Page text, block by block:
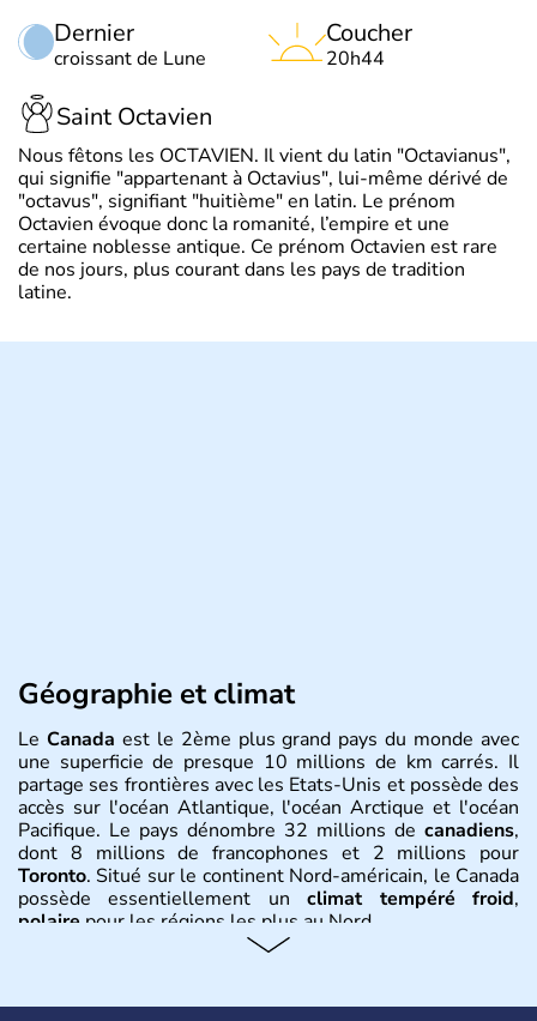
Dernier
croissant de Lune
Coucher
20h44
Saint Octavien
Nous fêtons les OCTAVIEN. Il vient du latin "Octavianus",
qui signifie "appartenant à Octavius", lui-même dérivé de
"octavus", signifiant "huitième" en latin. Le prénom
Octavien évoque donc la romanité, l’empire et une
certaine noblesse antique. Ce prénom Octavien est rare
de nos jours, plus courant dans les pays de tradition
latine.
Géographie et climat
Le Canada est le 2ème plus grand pays du monde avec
une superficie de presque 10 millions de km carrés. Il
partage ses frontières avec les Etats-Unis et possède des
accès sur l'océan Atlantique, l'océan Arctique et l'océan
Pacifique. Le pays dénombre 32 millions de canadiens,
dont 8 millions de francophones et 2 millions pour
Toronto. Situé sur le continent Nord-américain, le Canada
possède essentiellement unclimat tempéré froid,
polaire pour les régions les plus au Nord.
Le Canada a été découvert par l'explorateur Jacques